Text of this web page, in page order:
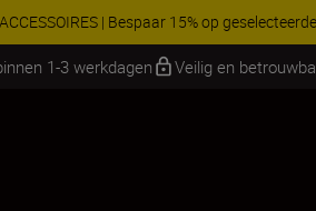
| Bespaar 15% op
1-3 werkdagen Veilig en